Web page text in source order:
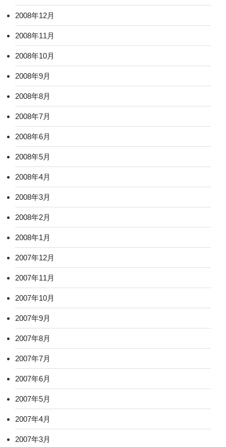
2008年12月
2008年11月
2008年10月
2008年9月
2008年8月
2008年7月
2008年6月
2008年5月
2008年4月
2008年3月
2008年2月
2008年1月
2007年12月
2007年11月
2007年10月
2007年9月
2007年8月
2007年7月
2007年6月
2007年5月
2007年4月
2007年3月